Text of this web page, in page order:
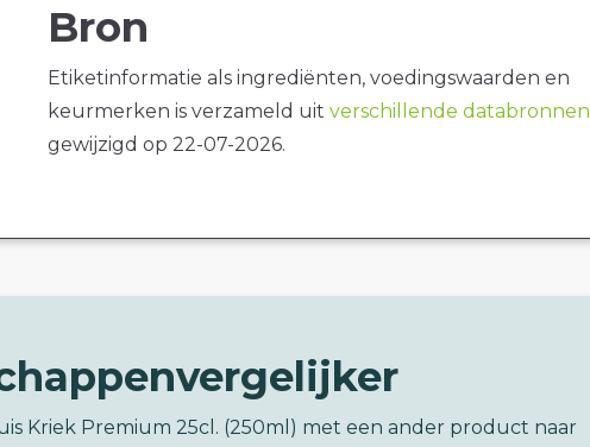
Bron
Etiketinformatie als ingrediënten, voedingswaarden en
keurmerken is verzameld uit verschillende databronnen
gewijzigd op 22-07-2026.
Kriek Premium 25cl. (250ml) met een ander product naar